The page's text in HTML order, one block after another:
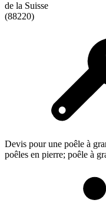
de la Suisse
(88220)
Devis pour une poêle à
poêles en pierre; poêle à